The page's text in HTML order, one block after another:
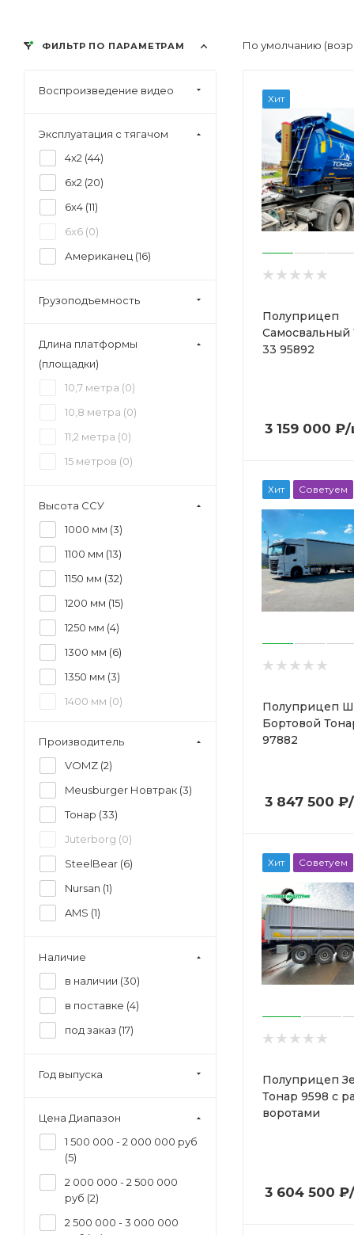
По умолчанию
Хит
Полуприцеп
Самосвальный
33 95892
3 159 000 ₽/
Хит Советуем
Полуприцеп
Бортовой
97882
3 847 500 ₽
Хит Советуем
Полуприцеп
Тонар 9598 с
воротами
3 604 500 ₽
ФИЛЬТР ПО ПАРАМЕТРАМ
Воспроизведение видео
Эксплуатация с тягачом
4x2 (44)
6x2 (20)
6x4 (11)
6x6 (0)
Американец (16)
Грузоподъемность
Длина платформы
(площадки)
10,7 метра (0)
10,8 метра (0)
11,2 метра (0)
15 метров (0)
Высота ССУ
1000 мм (3)
1100 мм (13)
1150 мм (32)
1200 мм (15)
1250 мм (4)
1300 мм (6)
1350 мм (3)
1400 мм (0)
1500 мм (
1550 мм (0
1600 мм (0
Производитель
VOMZ (2)
Meusburger Новтрак (3)
Тонар (33)
Juterborg (0)
SteelBear (6)
Nursan (1)
AMS (1)
Наличие
в наличии (30)
в поставке (4)
под заказ (17)
Год выпуска
Цена Диапазон
1 500 000 - 2 000 000 руб
(5)
2 000 000 - 2 500 000
руб (2)
2 500 000 - 3 000 000